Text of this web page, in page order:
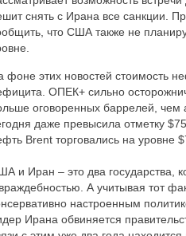
снять с Ирана все санкции.
что США также не
фоне этих новостей стоимость
ОПЕК+ сильно
оговоренных баррелей, чем
даже превысила отметку
Brent торговались на уровне
и Иран – это два государства,
А учитывая тот
настроенным
Ирана обвиняется